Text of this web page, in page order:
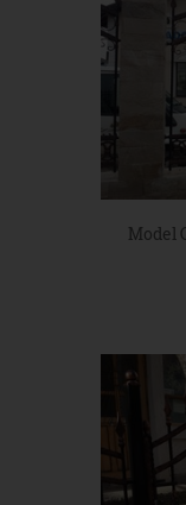
Model